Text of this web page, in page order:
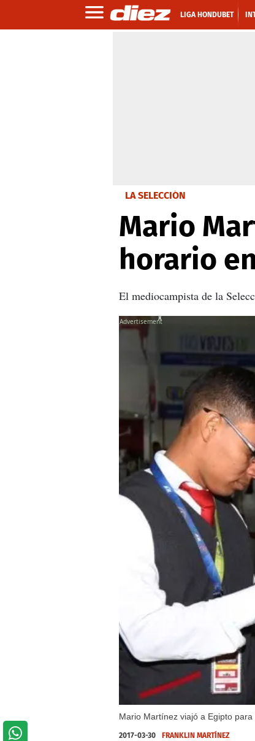
LIGA HONDUBET
LA SELECCIÓN
Mario
horario
El mediocampista de la
Mario Martínez viajó a Egipto
X
2017-03-30 FRANKLIN MARTÍNEZ